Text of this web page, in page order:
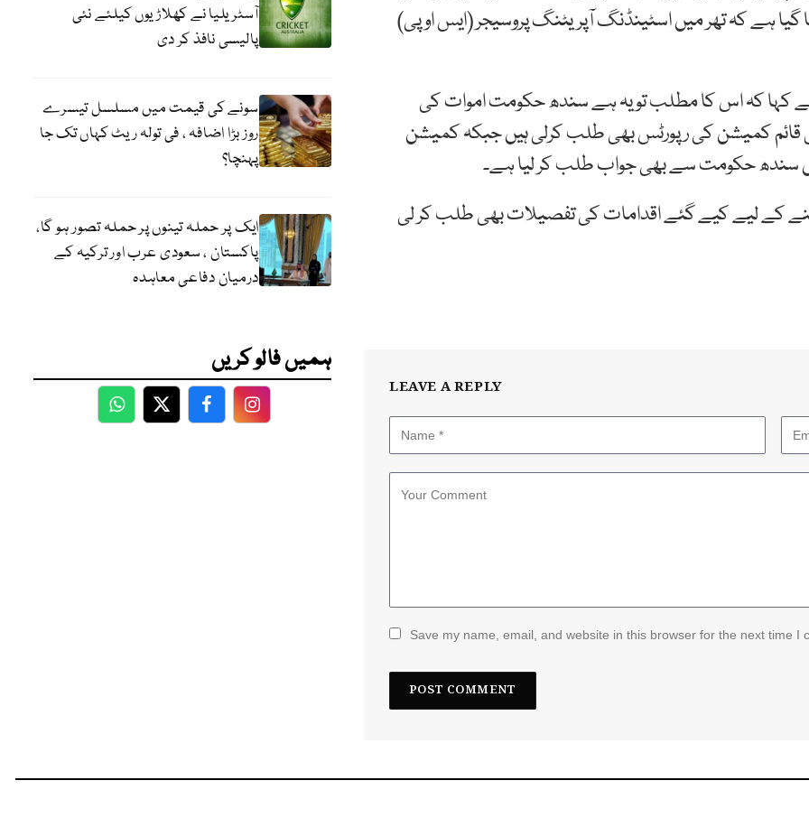
گیا ہے کہ تھر میں اسٹینڈنگ آپریٹنگ پروسیجر (ایس او پی)
کہا کہ اس کا مطلب تو یہ ہے سندھ حکومت اموات کی
قائم کمیشن کی رپورٹس بھی طلب کرلی ہیں جبکہ کمیشن
سندھ حکومت سے بھی جواب طلب کر لیا ہے۔
کے لیے کیے گئے اقدامات کی تفصیلات بھی طلب کر لی
LEAVE A REPLY
Save my name, email, and website in this browser for the next time I
آسٹریلیا نے کھلاڑیوں کیلئے نئی
پالیسی نافذ کر دی
سونے کی قیمت میں مسلسل تیسرے
روز بڑا اضافہ ، فی تولہ ریٹ کہاں تک جا
پہنچا؟
ایک پر حملہ تینوں پر حملہ تصور ہو گا،
پاکستان ، سعودی عرب اور ترکیہ کے
درمیان دفاعی معاہدہ
ہمیں فالو کریں
WhatsApp
TwitterFacebookFacebook